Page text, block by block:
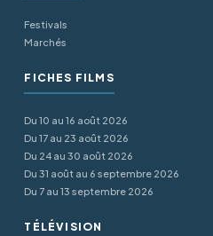
Festivals
Marchés
FICHES FILMS
Du 10 au 16 août 2026
Du 17 au 23 août 2026
Du 24 au 30 août 2026
Du 31 août au 6 septembre 2026
Du 7 au 13 septembre 2026
TÉLÉVISION